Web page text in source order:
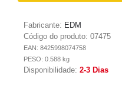
Fabricante: EDM
Código do produto: 07475
EAN: 8425998074758
PESO: 0.588 kg
Disponibilidade: 2-3 Dias